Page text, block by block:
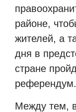
районе,
жителей, а
дня в
стране
референдум.
Между тем,